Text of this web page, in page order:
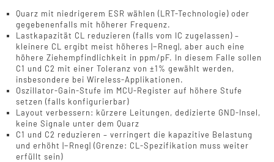
Quarz mit niedrigerem ESR wählen (LRT-Technologie) oder
gegebenenfalls mit höherer Frequenz.
Lastkapazität CL reduzieren (falls vom IC zugelassen) –
kleinere CL ergibt meist höheres |−Rneg|, aber auch eine
höhere Ziehempfindlichkeit in ppm/pF. In diesem Falle sollen
C1 und C2 mit einer Toleranz von ±1% gewählt werden,
insbesondere bei Wireless-Applikationen.
Oszillator-Gain-Stufe im MCU-Register auf höhere Stufe
setzen (falls konfigurierbar)
Layout verbessern: kürzere Leitungen, dedizierte GND-Insel,
keine Signale unter dem Quarz
C1 und C2 reduzieren – verringert die kapazitive Belastung
und erhöht |−Rneg| (Grenze: CL-Spezifikation muss weiter
erfüllt sein)